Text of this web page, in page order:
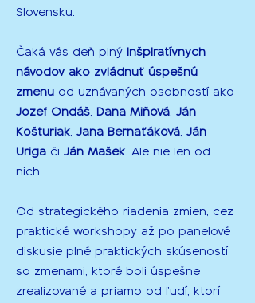
Slovensku.
Čaká vás deň plný inšpiratívnych
návodov ako zvládnuť úspešnú
zmenu od uznávaných osobností ako
Jozef Ondáš, Dana Miňová, Ján
Košturiak, Jana Bernaťáková, Ján
Uriga či Ján Mašek. Ale nie len od
nich.
Od strategického riadenia zmien, cez
praktické workshopy až po panelové
diskusie plné praktických skúseností
so zmenami, ktoré boli úspešne
zrealizované a priamo od ľudí, ktorí